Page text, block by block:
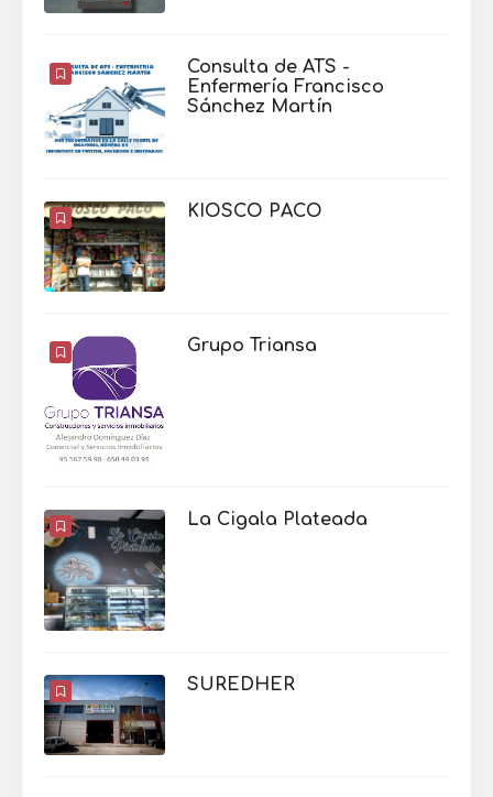
Consulta de ATS -
Enfermería Francisco
Sánchez Martín
KIOSCO PACO
Grupo Triansa
La Cigala Plateada
SUREDHER